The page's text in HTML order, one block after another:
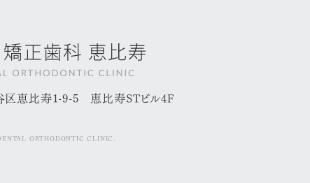
恵比寿1-9-5 恵比寿STビル4F
ORTHODONTIC CLINIC.